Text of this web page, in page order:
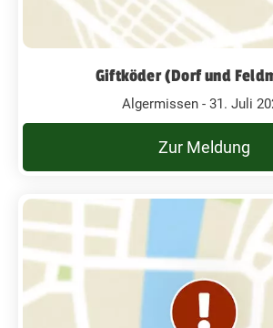
Giftköder (Dorf und
Algermissen - 31. Juli
Zur Meldung